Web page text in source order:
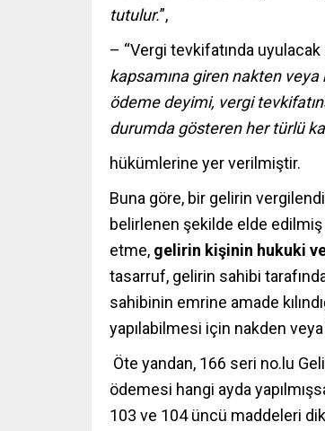
tutulur.”,
– “Vergi tevkifatında uyulacak
kapsamına giren nakten
ödeme deyimi, vergi
durumda gösteren her türlü
hükümlerine yer verilmiştir.
Buna göre, bir gelirin
belirlenen şekilde elde
etme, gelirin kişinin hukuki
tasarruf, gelirin sahibi
sahibinin emrine amade
yapılabilmesi için nakden
Öte yandan, 166 seri no.lu
ödemesi hangi ayda
103 ve 104 üncü maddeleri